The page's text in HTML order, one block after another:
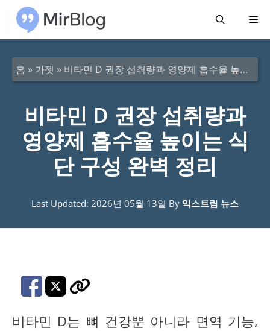
메
홈 » 가젯 » 비타민 D 권장 섭취량과 영양제 흡수율 높이는 식단 구성 완벽 정리
비타민 D 권장 섭취량과
영양제 흡수율 높이는 식
단 구성 완벽 정리
Last Updated: 2026년 05월 13일 By 익스트림 뉴스
비타민 D는 뼈 건강뿐 아니라 면역 기능,